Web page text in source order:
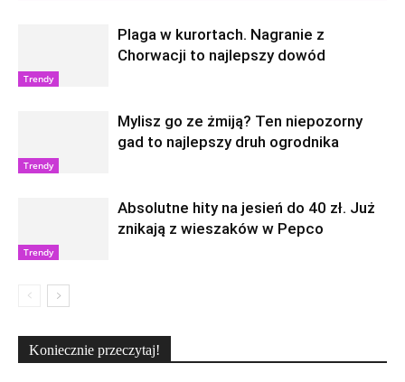
Trendy
Plaga w kurortach. Nagranie z
Chorwacji to najlepszy dowód
Trendy
Mylisz go ze żmiją? Ten niepozorny
gad to najlepszy druh ogrodnika
Trendy
Absolutne hity na jesień do 40 zł. Już
znikają z wieszaków w Pepco
Koniecznie przeczytaj!